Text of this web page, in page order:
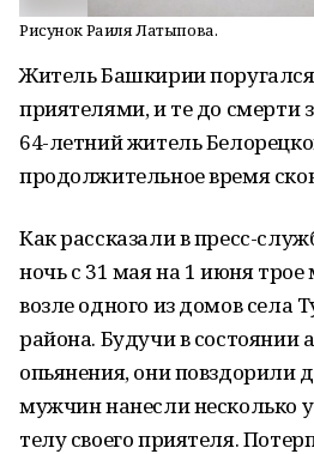
Рисунок Раиля Латыпова.
Житель Башкирии
приятелями, и те до смерти
64-летний житель
продолжительное время
Как рассказали в пресс-
ночь с 31 мая на 1 июня
возле одного из домов села
района. Будучи в состоянии
опьянения, они повздорили
мужчин нанесли несколько
телу своего приятеля.